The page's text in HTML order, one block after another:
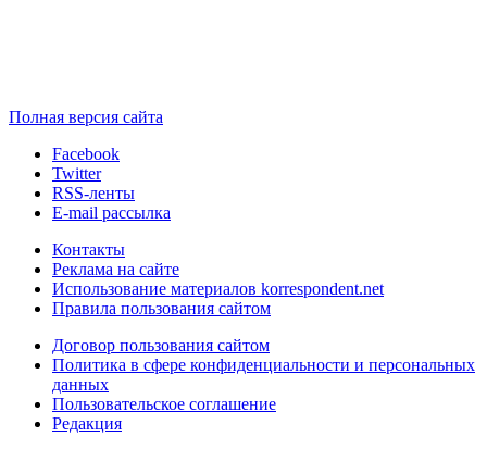
Полная версия сайта
Facebook
Twitter
RSS-ленты
E-mail рассылка
Контакты
Реклама на сайте
Использование материалов korrespondent.net
Правила пользования сайтом
Договор пользования сайтом
Политика в сфере конфиденциальности и персональных
данных
Пользовательское соглашение
Редакция